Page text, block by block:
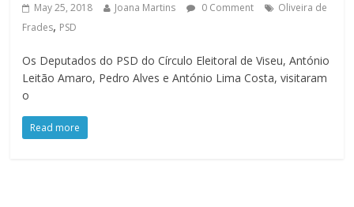
May 25, 2018 Joana Martins 0 Comment
Oliveira de
Frades, PSD
Os Deputados do PSD do Círculo Eleitoral de Viseu, António
Leitão Amaro, Pedro Alves e António Lima Costa, visitaram
o
Read more